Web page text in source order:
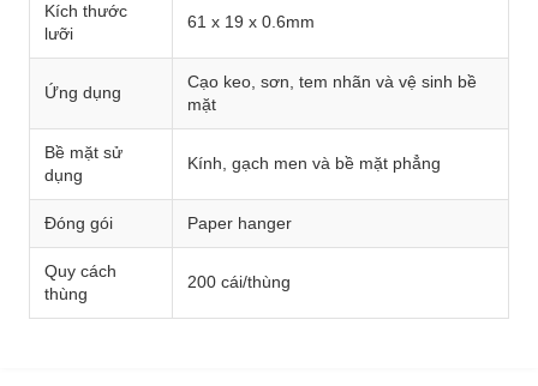
Kích thước
lưỡi
61 x 19 x 0.6mm
Ứng dụng
Cạo keo, sơn, tem nhãn và vệ sinh bề
mặt
Bề mặt sử
dụng
Kính, gạch men và bề mặt phẳng
Đóng gói Paper hanger
Quy cách
thùng
200 cái/thùng